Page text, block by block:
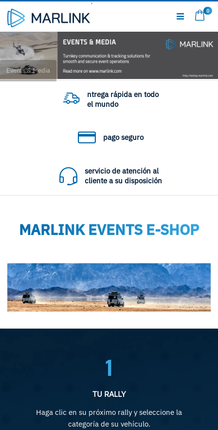
al
contenido
Mi
0
Events & Media
ntrega rápida en todo
el mundo
pago seguro
servicio de atención al
cliente a su disposición
MARLINK EVENTS E-SHOP
1
TU RALLY
Haga clic en su próximo rally y seleccione la
categoría de su vehículo.